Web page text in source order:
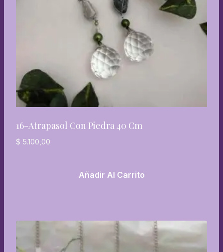
16-Atrapasol Con Piedra 40 Cm
$ 5.100,00
Añadir Al Carrito